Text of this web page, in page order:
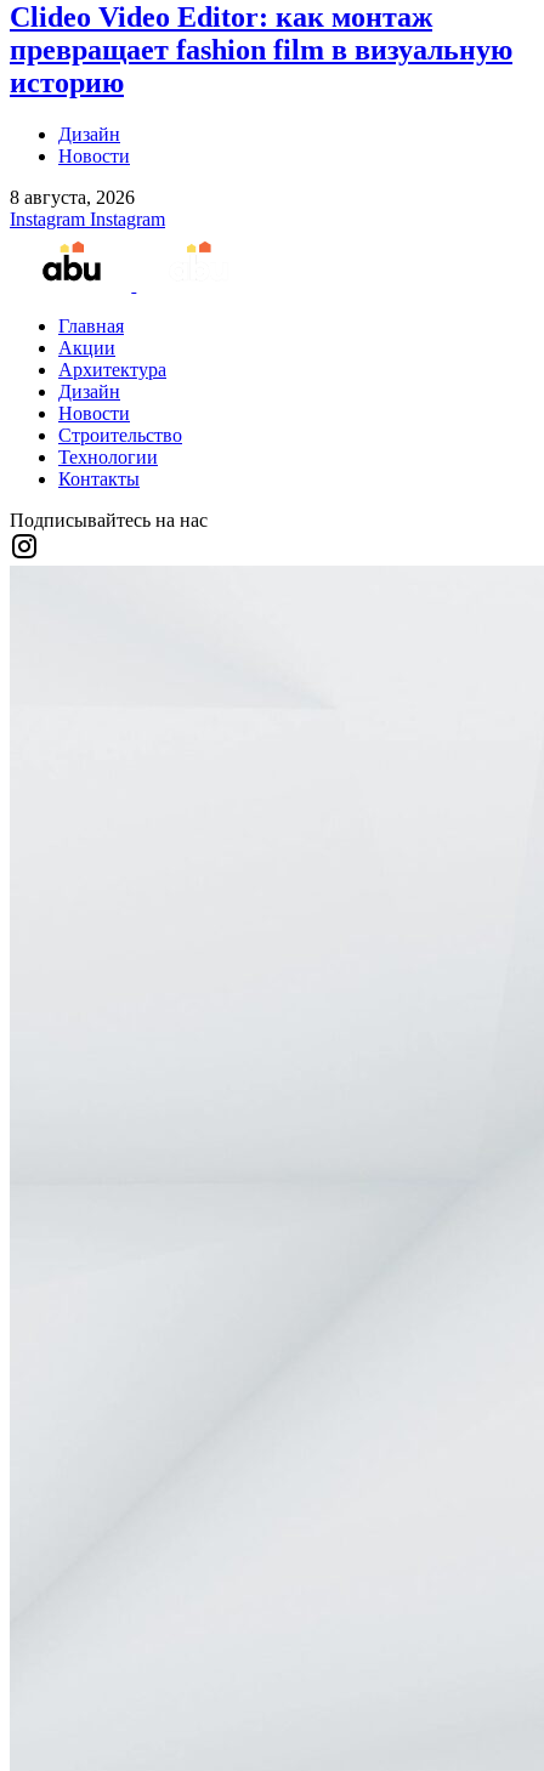
Clideo Video Editor: как монтаж
превращает fashion film в визуальную
историю
Дизайн
Новости
8 августа, 2026
Instagram Instagram
Главная
Акции
Архитектура
Дизайн
Новости
Строительство
Технологии
Контакты
Подписывайтесь на нас